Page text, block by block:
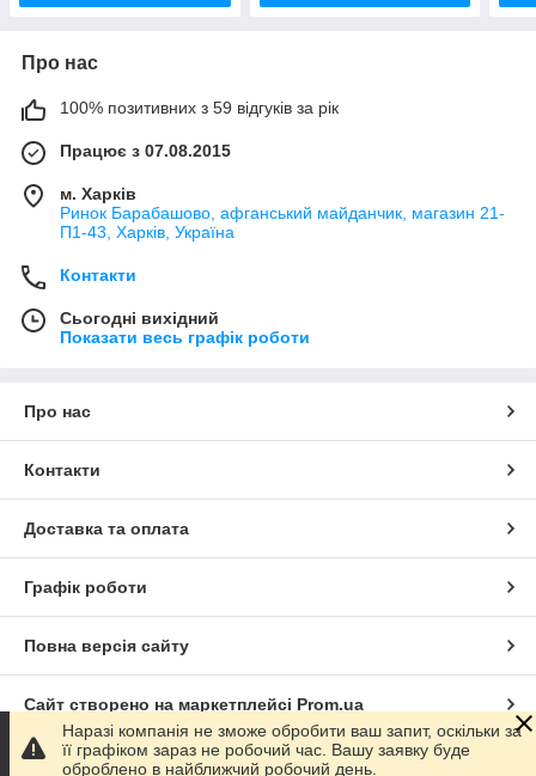
Про нас
100% позитивних з 59 відгуків за рік
Працює з 07.08.2015
м. Харків
Ринок Барабашово, афганський майданчик, магазин 21-
П1-43, Харків, Україна
Контакти
Сьогодні вихідний
Показати весь графік роботи
Про нас
Контакти
Доставка та оплата
Графік роботи
Повна версія сайту
Сайт створено на маркетплейсі Prom.ua
Політика конфіденційності
Наразі компанія не зможе обробити ваш запит, оскільки за
її графіком зараз не робочий час. Вашу заявку буде
оброблено в найближчий робочий день.